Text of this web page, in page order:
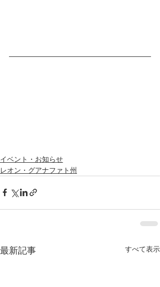
イベント・お知らせ
レオン・グアナファト州
最新記事 すべて表示